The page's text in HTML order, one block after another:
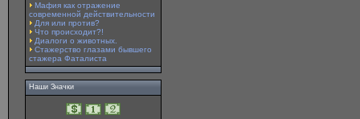
Мафия как отражение
современной действительности
Для или против?
Что происходит?!
Диалоги о животных.
Стажерство глазами бывшего
стажера Фаталиста
Наши Значки